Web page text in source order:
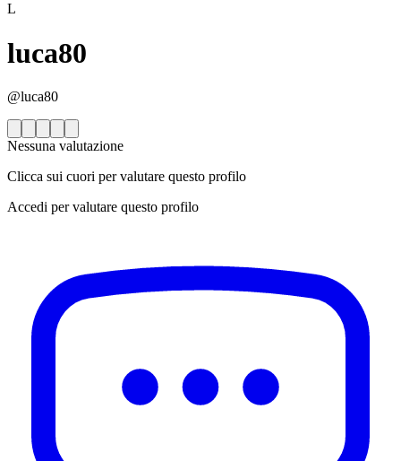
L
luca80
@luca80
Nessuna valutazione
Clicca sui cuori per valutare questo profilo
Accedi per valutare questo profilo